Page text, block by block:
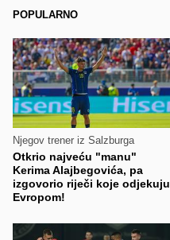
POPULARNO
Njegov trener iz Salzburga
Otkrio najveću "manu"
Kerima Alajbegovića, pa
izgovorio riječi koje odjekuju
Evropom!